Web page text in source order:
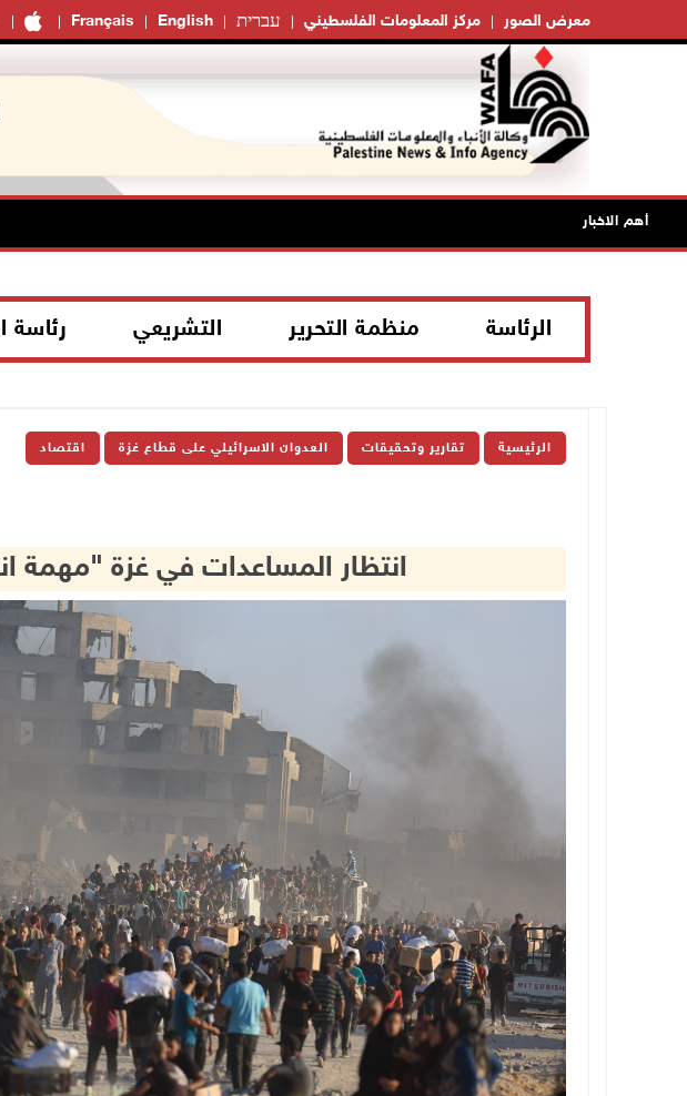
Français English עברית مركز المعلومات الفلسطيني معرض الصور
أهم الاخبار
الرئاسة منظمة التحرير التشريعي رئاسة
الرئيسية تقارير وتحقيقات العدوان الاسرائيلي على قطاع غزة اقتصاد
انتظار المساعدات في غزة "مهمة